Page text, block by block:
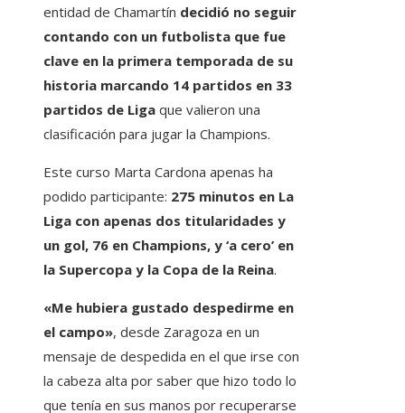
entidad de Chamartín decidió no seguir
contando con un futbolista que fue
clave en la primera temporada de su
historia marcando 14 partidos en 33
partidos de Liga que valieron una
clasificación para jugar la Champions.
Este curso Marta Cardona apenas ha
podido participante: 275 minutos en La
Liga con apenas dos titularidades y
un gol, 76 en Champions, y ‘a cero’ en
la Supercopa y la Copa de la Reina.
«Me hubiera gustado despedirme en
el campo», desde Zaragoza en un
mensaje de despedida en el que irse con
la cabeza alta por saber que hizo todo lo
que tenía en sus manos por recuperarse